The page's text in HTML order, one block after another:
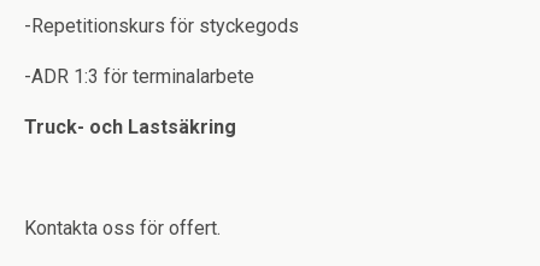
-Repetitionskurs för styckegods
-ADR 1:3 för terminalarbete
Truck- och Lastsäkring
Kontakta oss för offert.